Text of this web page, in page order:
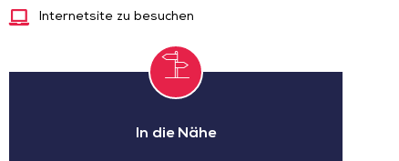
Internetsite zu besuchen
In die Nähe